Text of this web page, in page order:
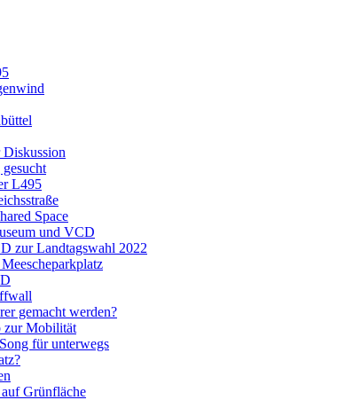
L495
Space
und VCD
zur Landtagswahl 2022
gemacht werden?
zur Mobilität
für unterwegs
Grünfläche